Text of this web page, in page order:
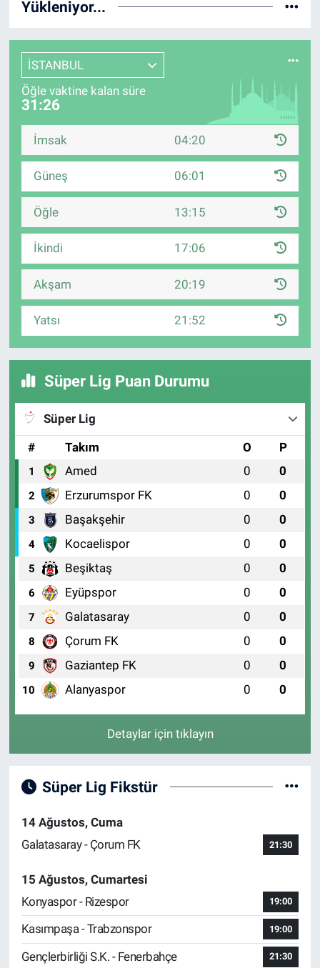
Yükleniyor...
İSTANBUL
Öğle vaktine kalan süre
31:25
İmsak 04:20
Güneş 06:01
Öğle 13:15
İkindi 17:06
Akşam 20:19
Yatsı 21:52
Süper Lig Puan Durumu
Süper Lig
#
Takım O P
1 Amed 0 0
2 Erzurumspor FK 0 0
3 Başakşehir 0 0
4 Kocaelispor 0 0
5 Beşiktaş 0 0
6 Eyüpspor 0 0
7 Galatasaray 0 0
8 Çorum FK 0 0
9 Gaziantep FK 0 0
10 Alanyaspor 0 0
Detaylar için tıklayın
Süper Lig Fikstür
14 Ağustos, Cuma
Galatasaray - Çorum FK
21:30
15 Ağustos, Cumartesi
Konyaspor - Rizespor
19:00
Kasımpaşa - Trabzonspor 19:00
Gençlerbirliği S.K. - Fenerbahçe 21:30